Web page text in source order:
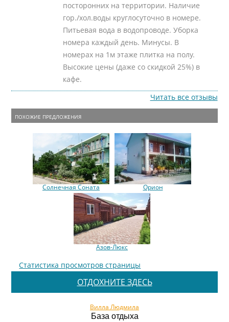
посторонних на территории. Наличие
гор./хол.воды круглосуточно в номере.
Питьевая вода в водопроводе. Уборка
номера каждый день. Минусы. В
номерах на 1м этаже плитка на полу.
Высокие цены (даже со скидкой 25%) в
кафе.
Читать все отзывы
ПОХОЖИЕ ПРЕДЛОЖЕНИЯ
Солнечная Cоната Орион
Азов-Люкс
Статистика просмотров страницы
ОТДОХНИТЕ ЗДЕСЬ
Вилла Людмила
База отдыха